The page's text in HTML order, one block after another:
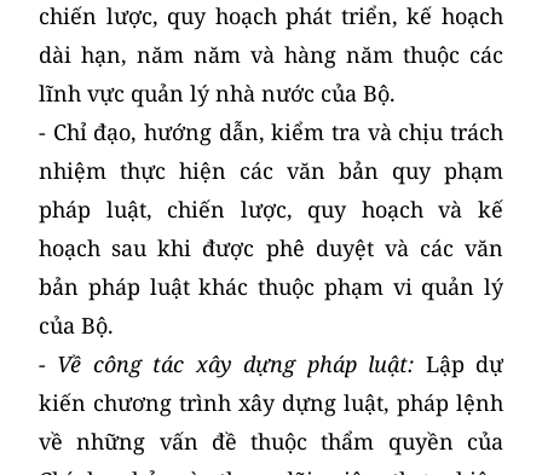
chiến lược, quy hoạch phát triển, kế hoạch
dài hạn, năm năm và hàng năm thuộc các
lĩnh vực quản lý nhà nước của Bộ.
- Chỉ đạo, hướng dẫn, kiểm tra và chịu trách
nhiệm thực hiện các văn bản quy phạm
pháp luật, chiến lược, quy hoạch và kế
hoạch sau khi được phê duyệt và các văn
bản pháp luật khác thuộc phạm vi quản lý
của Bộ.
- Về công tác xây dựng pháp luật: Lập dự
kiến chương trình xây dựng luật, pháp lệnh
về những vấn đề thuộc thẩm quyền của